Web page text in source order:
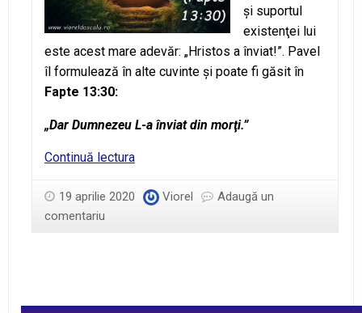
şi suportul
existenţei lui
este acest mare adevăr: „Hristos a înviat!”. Pavel
îl formulează în alte cuvinte şi poate fi găsit în
Fapte 13:30:
„Dar Dumnezeu L-a înviat din morţi.”
Continuă lecturaFapte
19 aprilie 2020 Viorel
Adaugă un
comentariu